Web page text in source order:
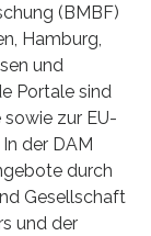
(BMBF)
Hamburg,
und
Portale sind
zur EU-
der DAM
durch
Gesellschaft
und der